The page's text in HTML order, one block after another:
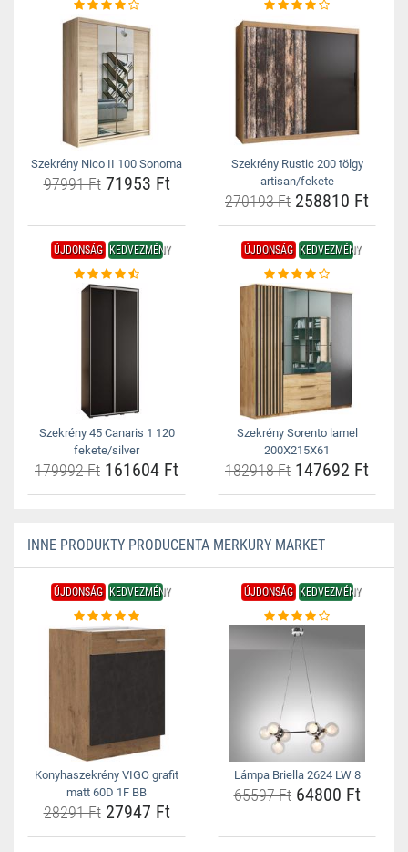
Szekrény Nico II 100 Sonoma
97991 Ft71953 Ft
Szekrény Rustic 200 tölgy
artisan/fekete
270193 Ft 258810 Ft
ÚJDONSÁG KEDVEZMÉNY
Szekrény 45 Canaris 1 120
fekete/silver
179992 Ft 161604 Ft
ÚJDONSÁG KEDVEZMÉNY
Szekrény Sorento lamel
200X215X61
182918 Ft 147692 Ft
INNE PRODUKTY PRODUCENTA MERKURY MARKET
ÚJDONSÁG KEDVEZMÉNY
Konyhaszekrény VIGO grafit
matt 60D 1F BB
28291 Ft27947 Ft
ÚJDONSÁG KEDVEZMÉNY
Lámpa Briella 2624 LW 8
65597 Ft64800 Ft